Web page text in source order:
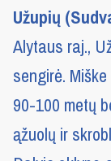
Užupių
Alytaus raj.,
sengirė.
90-100 metų
ąžuolų ir